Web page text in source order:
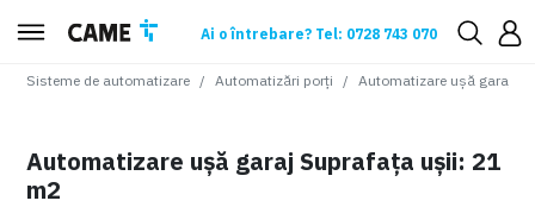
Ai o întrebare? Tel: 0728 743 070
Sisteme de automatizare Automatizări porți Automatizare ușă garaj
Automatizare ușă garaj Suprafața ușii: 21
m2